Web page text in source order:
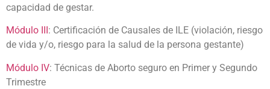
capacidad de gestar.
Módulo III : Certificación de Causales de ILE (violación, riesgo
de vida y/o, riesgo para la salud de la persona gestante)
Módulo IV: Técnicas de Aborto seguro en Primer y Segundo
Trimestre